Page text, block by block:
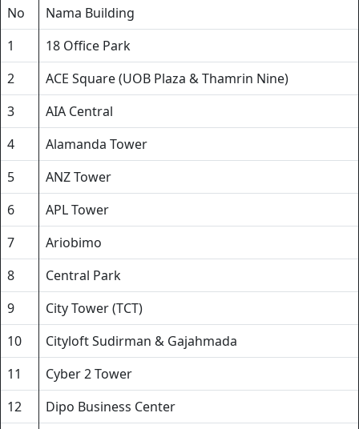
No
Nama Building
1
18 Office Park
2
ACE Square (UOB Plaza & Thamrin Nine)
3
AIA Central
4
Alamanda Tower
5
ANZ Tower
6
APL Tower
7
Ariobimo
8
Central Park
9
City Tower (TCT)
10
Cityloft Sudirman & Gajahmada
11
Cyber 2 Tower
12
Dipo Business Center